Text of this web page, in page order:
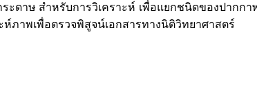
ดาษ สำหรับการวิเคราะห์ เพื่อแยกชนิดของปากก
ภาพเพื่อตรวจพิสูจน์เอกสารทางนิติวิทยาศาสตร์